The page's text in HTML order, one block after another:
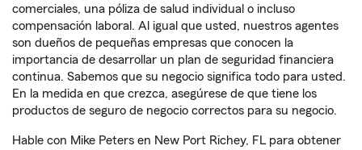
comerciales, una póliza de salud individual o incluso
compensación laboral. Al igual que usted, nuestros agentes
son dueños de pequeñas empresas que conocen la
importancia de desarrollar un plan de seguridad financiera
continua. Sabemos que su negocio significa todo para usted.
En la medida en que crezca, asegúrese de que tiene los
productos de seguro de negocio correctos para su negocio.
Hable con Mike Peters en New Port Richey, FL para obtener